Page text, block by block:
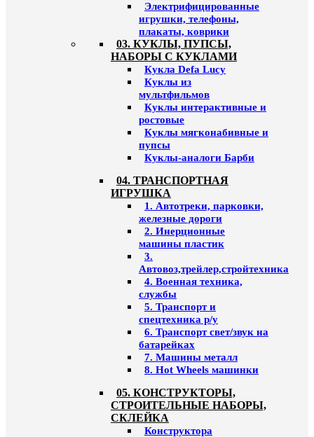
Электрифицированные
игрушки, телефоны,
плакаты, коврики
03. КУКЛЫ, ПУПСЫ,
НАБОРЫ С КУКЛАМИ
Кукла Defa Lucy
Куклы из
мультфильмов
Куклы интерактивные и
ростовые
Куклы мягконабивные и
пупсы
Куклы-аналоги Барби
04. ТРАНСПОРТНАЯ
ИГРУШКА
1. Автотреки, парковки,
железные дороги
2. Инерционные
машины пластик
3.
Автовоз,трейлер,стройтехника
4. Военная техника,
службы
5. Транспорт и
спецтехника р/у
6. Транспорт свет/звук на
батарейках
7. Машины металл
8. Hot Wheels машинки
05. КОНСТРУКТОРЫ,
СТРОИТЕЛЬНЫЕ НАБОРЫ,
СКЛЕЙКА
Конструктора